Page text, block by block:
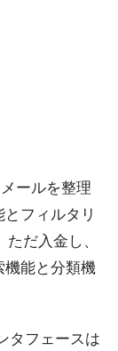
ールを整理
フィルタリ
だ入金し、
機能と分類機
タフェースは